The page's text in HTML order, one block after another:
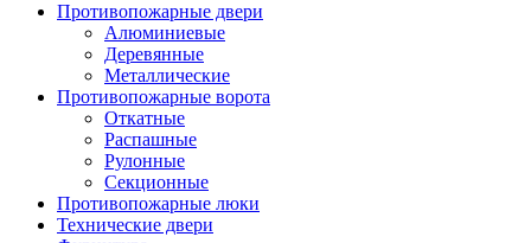
Противопожарные двери
Алюминиевые
Деревянные
Металлические
Противопожарные ворота
Откатные
Распашные
Рулонные
Секционные
Противопожарные люки
Технические двери